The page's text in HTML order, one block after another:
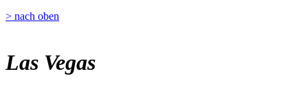
> nach oben
Las Vegas